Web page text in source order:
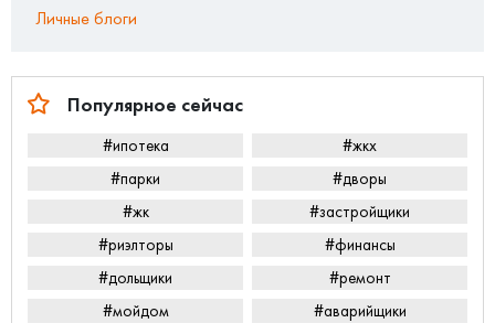
Личные блоги
Популярное сейчас
#ипотека
#жкх
#парки
#дворы
#жк
#застройщики
#риэлторы
#финансы
#дольщики
#ремонт
#мойдом
#аварийщики